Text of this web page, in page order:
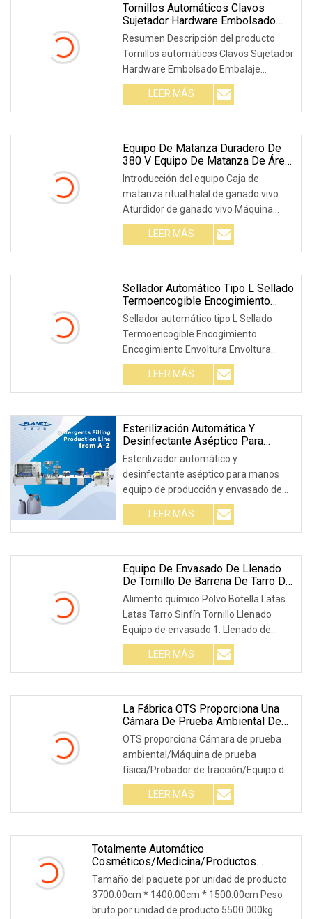
Tornillos Automáticos Clavos
Sujetador Hardware Embolsado
Embalaje Embalaje Equipo De
Embalaje De Shanghai Feiyu
Machinery
Resumen Descripción del producto
Tornillos automáticos Clavos Sujetador
Hardware Embolsado Embalaje
Embalaje Equipo de
LEER MÁS
Equipo De Matanza Duradero De
380 V Equipo De Matanza De Área
De Envasado Y Deshuesado De
Ganado Para Máquina De
Procesamiento De Carne En
Matadero
Introducción del equipo Caja de
matanza ritual halal de ganado vivo
Aturdidor de ganado vivo Máquina
Sierra de corte de
LEER MÁS
Sellador Automático Tipo L Sellado
Termoencogible Encogimiento
Película Retráctil Envoltura
Envoltura Envoltura Paquete
Empaquetadora Empaquetadora
Paquete Equipo De Embalaje
Sellador automático tipo L Sellado
Termoencogible Encogimiento
Encogimiento Envoltura Envoltura
Envoltura Envoltura Paqu
LEER MÁS
Esterilización Automática Y
Desinfectante Aséptico Para
Manos Equipo De Producción Y
Envasado De Llenado De Gel De
Botellas De Plástico Blanco
Esterilizador automático y
desinfectante aséptico para manos
equipo de producción y envasado de
llenado de gel de botell
LEER MÁS
Equipo De Envasado De Llenado
De Tornillo De Barrena De Tarro De
Latas De Botella De Polvo De
Alimentos Químicos
Alimento químico Polvo Botella Latas
Latas Tarro Sinfín Tornillo Llenado
Equipo de envasado 1. Llenado de
bolsas 2. Llen
LEER MÁS
La Fábrica OTS Proporciona Una
Cámara De Prueba Ambiental De
Laboratorio/máquina De Prueba
Física/probador De
Tracción/prueba De
Batería/equipo De Prueba De
Embalaje De Papel
OTS proporciona Cámara de prueba
ambiental/Máquina de prueba
física/Probador de tracción/Equipo de
prueba de embalaje de
LEER MÁS
Totalmente Automático
Cosméticos/Medicina/Productos
Básicos/Hardware/Alimentos/Proveedor
De La Escuela Máquina De Producción
De Embalaje Caja De Cartón De Alta
Velocidad Equipo De Embalaje De Cartón
Tamaño del paquete por unidad de producto
3700.00cm * 1400.00cm * 1500.00cm Peso
bruto por unidad de producto 5500.000kg